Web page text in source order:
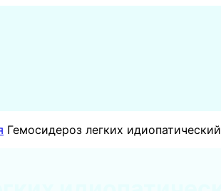
Гемосидероз легких идиопатический